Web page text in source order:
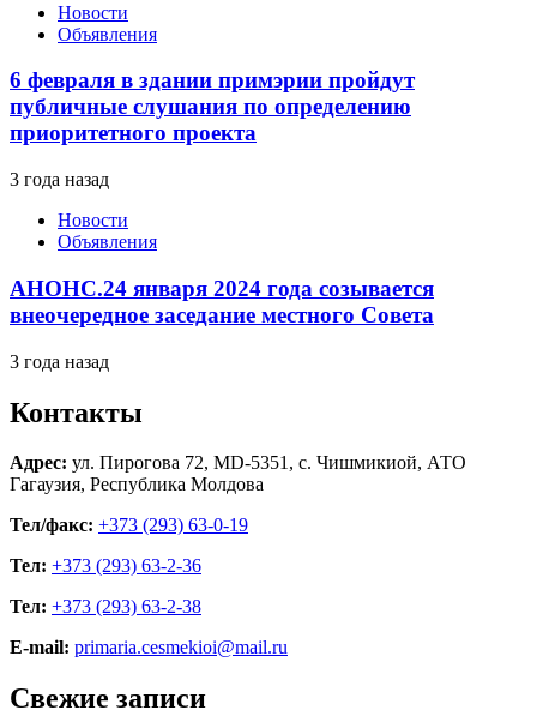
Новости
Объявления
6 февраля в здании примэрии пройдут
публичные слушания по определению
приоритетного проекта
3 года назад
Новости
Объявления
АНОНС.24 января 2024 года созывается
внеочередное заседание местного Совета
3 года назад
Контакты
Адрес: ул. Пирогова 72, MD-5351, с. Чишмикиой, АТО
Гагаузия, Республика Молдова
Тел/факс: +373 (293) 63-0-19
Тел: +373 (293) 63-2-36
Тел: +373 (293) 63-2-38
E-mail: primaria.cesmekioi@mail.ru
Свежие записи